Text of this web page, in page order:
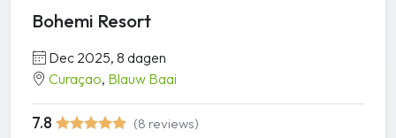
Bohemi Resort
Dec 2025, 8 dagen
Curaçao, Blauw Baai
7.8 (8 reviews)